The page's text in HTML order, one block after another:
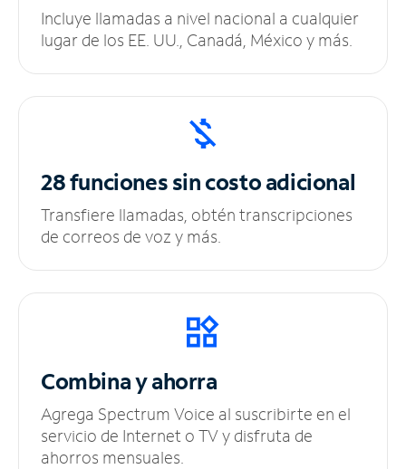
Incluye llamadas a nivel nacional a cualquier
lugar de los EE. UU., Canadá, México y más.
28 funciones sincosto adicional
Transfiere llamadas, obtén transcripciones
de correos de voz y más.
Combina y ahorra
Agrega Spectrum Voice al suscribirte en el
servicio de Internet o TV y disfruta de
ahorros mensuales.